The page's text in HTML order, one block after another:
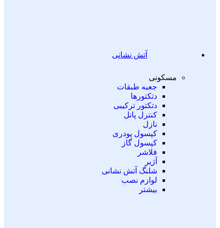
آتش نشانی
مسکونی
جعبه طبقات
دتکتورها
دتکتور ترکیبی
کنترل پانل
نازل
کپسول پودری
کپسول گاز
فلاشر
آژیر
شلنگ آتش نشانی
لوازم نصب
بیشتر